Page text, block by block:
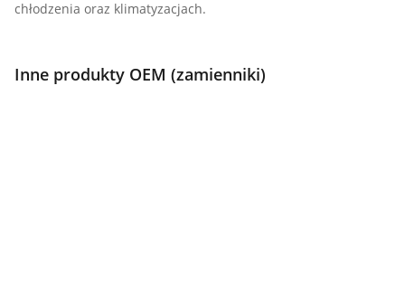
chłodzenia oraz klimatyzacjach.
Inne produkty OEM (zamienniki)